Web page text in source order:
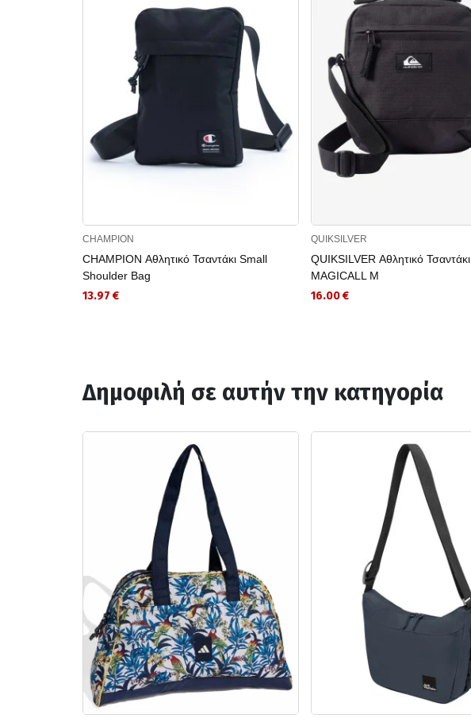
CHAMPION
CHAMPION Αθλητικό Τσαντάκι Small
Shoulder Bag
13.97 €
QUIKSILVER
QUIKSILVER Αθλητικό Τσαντάκι
MAGICALL M
16.00 €
Δημοφιλή σε αυτήν την κατηγορία